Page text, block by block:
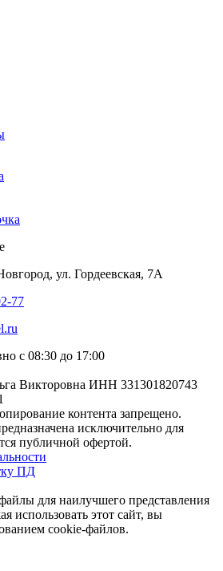
ул. Гордеевская, 7А
77
с 08:30 до 17:00
Викторовна ИНН 331301820743
контента запрещено.
исключительно для
публичной офертой.
ПД
для наилучшего представления
использовать этот сайт, вы
cookie-файлов.